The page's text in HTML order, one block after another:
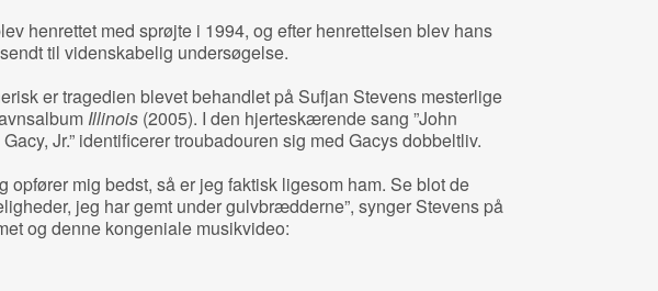
henrettet med sprøjte i 1994, og efter henrettelsen blev hans
til videnskabelig undersøgelse.
er tragedien blevet behandlet på Sufjan Stevens mesterlige
Illinois(2005). I den hjerteskærende sang ”John
Jr.” identificerer troubadouren sig med Gacys dobbeltliv.
opfører mig bedst, så er jeg faktisk ligesom ham. Se blot de
jeg har gemt under gulvbrædderne”, synger Stevens på
og denne kongeniale musikvideo: